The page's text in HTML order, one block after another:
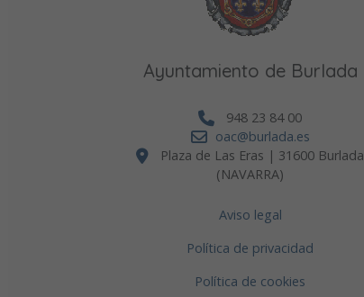
Ayuntamiento de Burlada
948 23 84 00
oac@burlada.es
Plaza de Las Eras | 31600 Burlada
(NAVARRA)
Aviso legal
Política de privacidad
Política de cookies